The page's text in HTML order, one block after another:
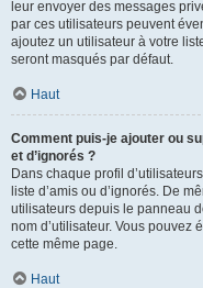
leur envoyer des messages
par ces utilisateurs peuvent
ajoutez un utilisateur à votre
seront masqués par défaut.
Haut
Comment puis-je ajouter ou
et d’ignorés ?
Dans chaque profil
liste d’amis ou d’ignorés. De
utilisateurs depuis le panneau
nom d’utilisateur. Vous pouvez
cette même page.
Haut